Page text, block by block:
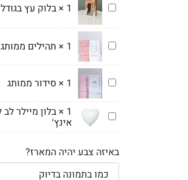
בלוק
בגודל
10*15
1
×בלוק עץ בגודל 10*15
תהילים
ממותג
1
× תהילים ממותג
סידור
ממותג
1
×סידור ממותג
בלון
מיילר
לבן
18
אינץ׳
1
×
אינץ׳
באיזה צבע יהיה המארז?